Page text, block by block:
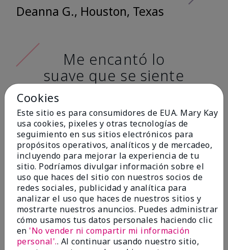
Deanna G., Houston, Texas
Me encantó lo
suave que se siente
al aplicarla. Tiene
un acabado mate
muy bonito y no se
siente pastosa en la
piel. (tono de piel:
claro)
Ailime A., Tampa, Fla.
Cookies
Este sitio es para consumidores de EUA. Mary Kay
usa cookies, pixeles y otras tecnologías de
seguimiento en sus sitios electrónicos para
propósitos operativos, analíticos y de mercadeo,
incluyendo para mejorar la experiencia de tu
sitio. Podríamos divulgar información sobre el
uso que haces del sitio con nuestros socios de
redes sociales, publicidad y analítica para
analizar el uso que haces de nuestros sitios y
mostrarte nuestros anuncios. Puedes administrar
cómo usamos tus datos personales haciendo clic
en 'No vender ni compartir mi información
personal'.. Al continuar usando nuestro sitio,